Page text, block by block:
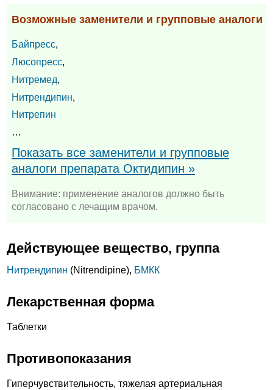
Возможные заменители и групповые аналоги
Байпресс,
Люсопресс,
Нитремед,
Нитрендипин,
Нитрепин
…
Показать все заменители и групповые
аналоги препарата Октидипин »
Внимание: применение аналогов должно быть
согласовано с лечащим врачом.
Действующее вещество, группа
Нитрендипин (Nitrendipine), БМКК
Лекарственная форма
Таблетки
Противопоказания
Гиперчувствительность, тяжелая артериальная